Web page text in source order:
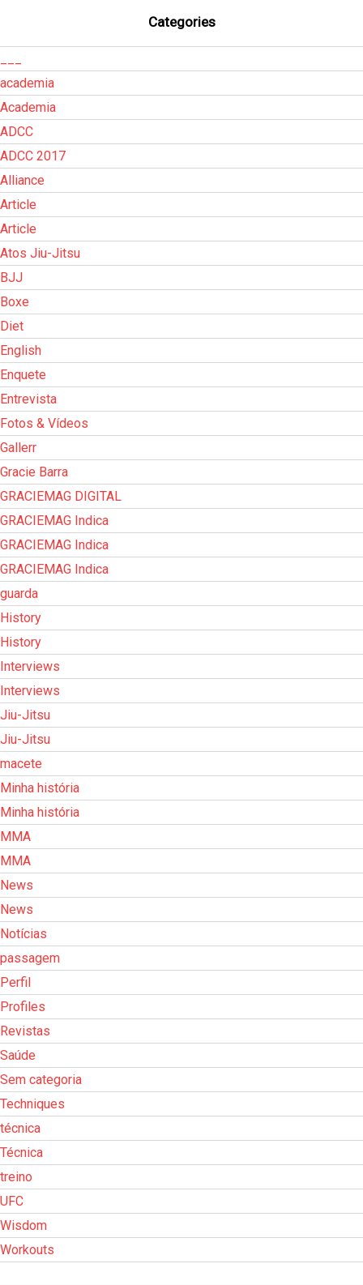
Categories
academia
Academia
ADCC
ADCC 2017
Alliance
Article
Article
Atos Jiu-Jitsu
BJJ
Boxe
Diet
English
Enquete
Entrevista
Fotos & Vídeos
Gallerr
Gracie Barra
GRACIEMAG DIGITAL
GRACIEMAG Indica
GRACIEMAG Indica
GRACIEMAG Indica
guarda
History
History
Interviews
Interviews
Jiu-Jitsu
Jiu-Jitsu
macete
Minha história
Minha história
MMA
MMA
News
News
Notícias
passagem
Perfil
Profiles
Revistas
Saúde
Sem categoria
Techniques
técnica
Técnica
treino
UFC
Wisdom
Workouts